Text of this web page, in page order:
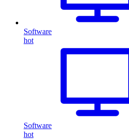
Software
hot
Software
hot